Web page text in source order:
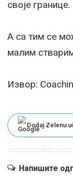
своје границе.
А са тим се
малим
Извор:
Dodaj Zelenu
Напишите